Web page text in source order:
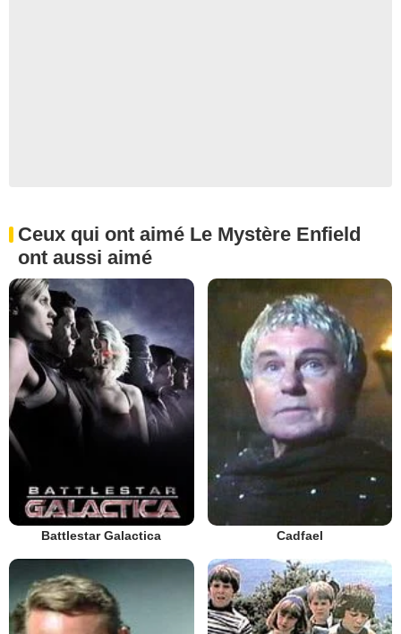
Ceux qui ont aimé Le Mystère Enfield
ont aussi aimé
Battlestar Galactica Cadfael